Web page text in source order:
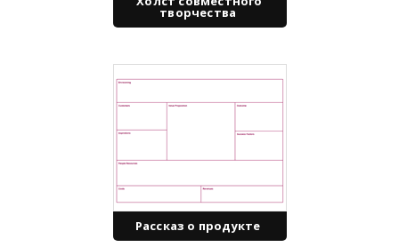
творчества
Рассказ о продукте